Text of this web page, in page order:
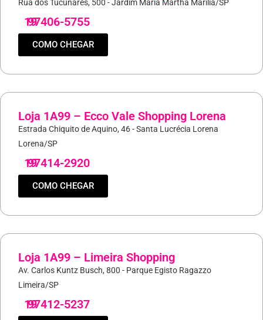
Rua dos Tucunarés, 500 - Jardim Maria Martha Marília/SP
19
97406-5755
COMO CHEGAR
Loja 1A99 – Ecco Vale Shopping Lorena
Estrada Chiquito de Aquino, 46 - Santa Lucrécia Lorena
Lorena/SP
19
97414-2920
COMO CHEGAR
Loja 1A99 – Limeira Shopping
Av. Carlos Kuntz Busch, 800 - Parque Egisto Ragazzo
Limeira/SP
19
97412-5237